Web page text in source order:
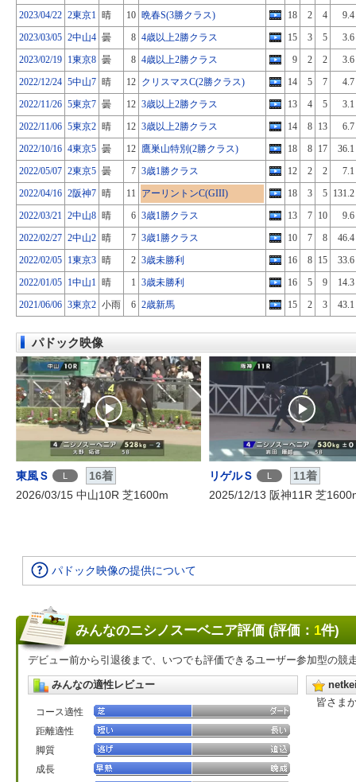
2023/04/22 2東京1 晴 10 晩春S(3勝クラス) 18 2 4
9.4
2023/03/05 2中山4 曇 8 4歳以上2勝クラス 15 3 5
3.6
2023/02/19 1東京8 曇 8 4歳以上2勝クラス 9 2 2
3.6
2022/12/24 5中山7 晴 12 クリスマスC(2勝クラス) 14 5 7
4.7
2022/11/26 5東京7 曇 12 3歳以上2勝クラス 13 4 5
3.1
2022/11/06 5東京2 晴 12 3歳以上2勝クラス 14 8 13
6.7
2022/10/16 4東京5 曇 12 鷹巣山特別(2勝クラス) 18 8 17
36.1
2022/05/07 2東京5 曇 7 3歳1勝クラス 12 2 2
7.1
2022/04/16 2阪神7 晴 11 アーリントンC(GIII) 18 3 5 131.2
2022/03/21 2中山8 晴 6 3歳1勝クラス 13 7 10
9.6
2022/02/27 2中山2 晴 7 3歳1勝クラス 10 7 8
46.4
2022/02/05 1東京3 晴 2 3歳未勝利 16 8 15
33.6
2022/01/05 1中山1 晴 1 3歳未勝利 16 5 9
14.3
2021/06/06 3東京2 小雨 6 2歳新馬 15 2 3 43.1
パドック映像
東風Ｓ L
16着
2026/03/15 中山10R 芝1600m
リゲルＳ L
11着
2025/12/13 阪神11R 芝
パドック映像の提供について
みんなのニシノスーベニア評価 (評価： 1件)
デビュー前から引退後まで、いつでも評価できるユーザー参加型の競
みんなの適性レビュー
コース適性
距離適性
脚質
成長
皆さま